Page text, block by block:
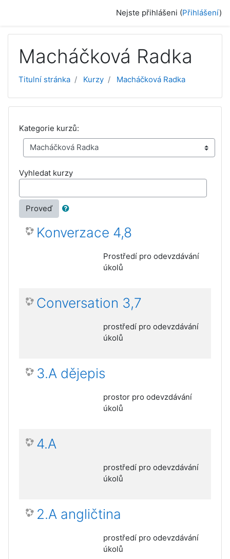
Nejste přihlášeni (Přihlášení)
Macháčková Radka
Titulní stránka Kurzy Macháčková Radka
Kategorie kurzů:
Vyhledat kurzy
Proveď
Konverzace 4,8
Prostředí pro odevzdávání
úkolů
Conversation 3,7
prostředí pro odevzdávání
úkolů
3.A dějepis
prostor pro odevzdávání
úkolů
4.A
prostředí pro odevzdávání
úkolů
2.A angličtina
prostředí pro odevzdávání
úkolů